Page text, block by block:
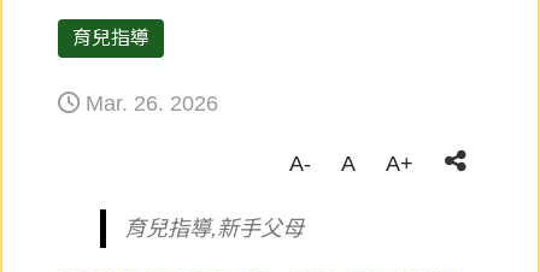
育兒指導
Mar. 26. 2026
A- A A+
育兒指導,新手父母